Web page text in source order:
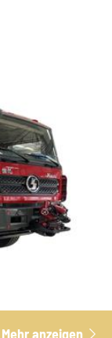
Mehr anzeigen 